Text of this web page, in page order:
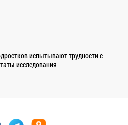
испытывают трудности с
исследования